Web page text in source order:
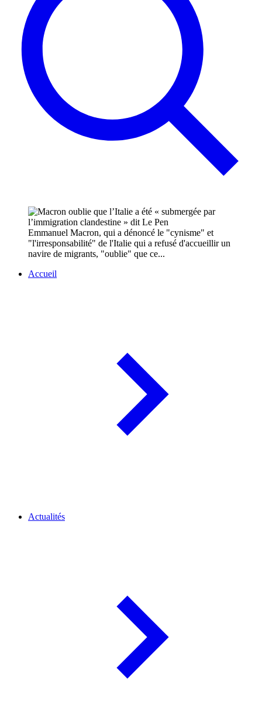
Emmanuel Macron, qui a dénoncé le "cynisme" et
"l'irresponsabilité" de l'Italie qui a refusé d'accueillir un
navire de migrants, "oublie" que ce...
Accueil
Actualités